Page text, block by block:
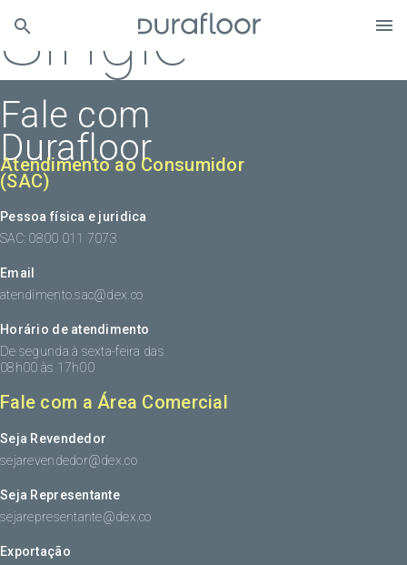
Single
Fale com
Durafloor
Atendimento ao Consumidor
(SAC)
Pessoa física e juridica
SAC: 0800 011 7073
Email
atendimento.sac@dex.co
Horário de atendimento
De segunda à sexta-feira das
08h00 às 17h00
Fale com a Área Comercial
Seja Revendedor
sejarevendedor@dex.co
Seja Representante
sejarepresentante@dex.co
Exportação